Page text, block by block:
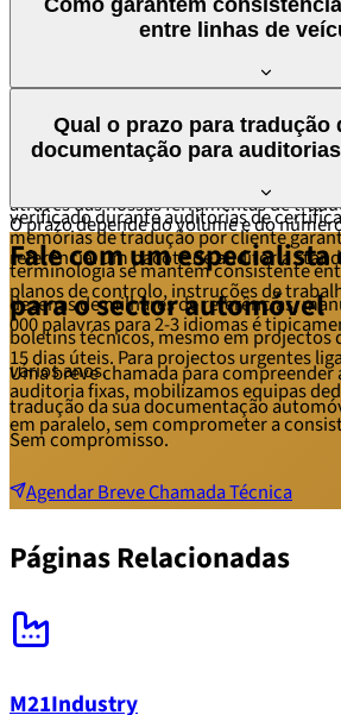
gestão de qualidade automóvel:
formulários de registo, relatórios de
core tools (PPAP, APQP, FMEA, MSA,
manter a terminologia normalizada e a
documental em todas as versões
verificado durante auditorias de
entre linhas de
Cada componente, procedimento e
uma tradução aprovada que é aplicada
através das nossas ferramentas de
memórias de tradução por cliente
terminologia se mantém consistente
dezenas de milhares de referências,
boletins técnicos, mesmo em projectos
vários anos.
Qual o prazo para tradução
documentação para
O prazo depende do volume e do
referência: um pacote de auditoria
planos de controlo, instruções de
000 palavras para 2-3 idiomas é
15 dias úteis. Para projectos urgentes
auditoria fixas, mobilizamos equipas
em paralelo, sem comprometer a
Fale com um
para o sector automóvel
Uma breve chamada para compreender
tradução da sua documentação
Sem compromisso.
Agendar Breve Chamada Técnica
Páginas Relacionadas
M21Industry